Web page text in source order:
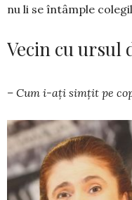
nu li se întâmple
Vecin cu ursul
– Cum i-aţi simţit pe